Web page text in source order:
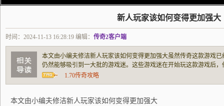
新人玩家该如何变得更加强大
时间：2024-11-13 16:28:19 编辑： 传奇2客户端
本文由小编夫修洁新人玩家该如何变得更加强大虽然传奇这款游戏
仍然能够吸引到一大批的游戏迷。这些游戏迷在开始玩这款游戏后
变得强大起来？对于他们关注的这个问题，本文会给出一些比较具
是想知道这个问题的答案，那么大家不妨继续
1.70传奇攻略
本文由小编夫修洁新人玩家该如何变得更加强大